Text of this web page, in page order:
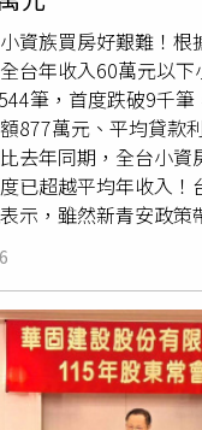
力較輕，但負擔同步
，房貸負擔年增額同
，貸款壓力增幅較緩
示，雙北高房價已是
加，增幅已不輸雙北
價升值效應。除了南
基期墊高之外，包括
紅利持續發酵，高總
重劃區新案成交單
也進一步帶動周邊房
表示，小資購屋門檻
漲速度明顯快於薪資
門檻提高，對年收水
愈來愈窄。房市翻身
下半年有望回溫
資族買房好艱難！根
台年收入60萬元以
筆，首度跌破9千筆
877萬元、平均貸款
去年同期，全台小資
已超越平均年收入！
示，雖然新青安政策
度衝上單季1.8萬筆
務條件有限的小資
讓小資購屋力明顯壓
加上限貸措施未明顯
備款增加、貸款難」
已突破千萬元門檻，同
以來新低，降至僅剩